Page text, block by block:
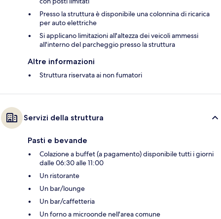
Presso la struttura è disponibile una colonnina di ricarica
per auto elettriche
Si applicano limitazioni all'altezza dei veicoli ammessi
all'interno del parcheggio presso la struttura
Altre informazioni
Struttura riservata ai non fumatori
Servizi della struttura
Pasti e bevande
Colazione a buffet (a pagamento) disponibile tutti i giorni
dalle 06:30 alle 11:00
Un ristorante
Un bar/lounge
Un bar/caffetteria
Un forno a microonde nell'area comune